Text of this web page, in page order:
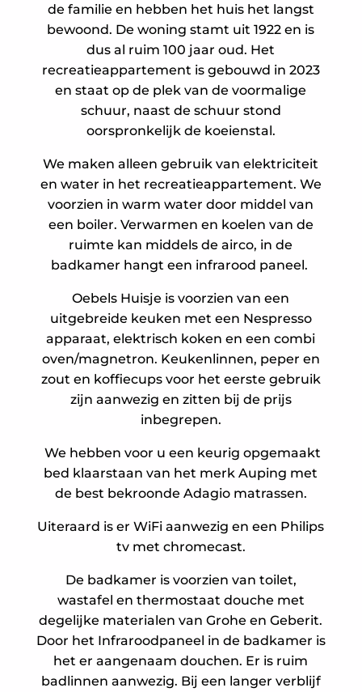
de familie en hebben het huis het langst
bewoond. De woning stamt uit 1922 en is
dus al ruim 100 jaar oud. Het
recreatieappartement is gebouwd in 2023
en staat op de plek van de voormalige
schuur, naast de schuur stond
oorspronkelijk de koeienstal.
We maken alleen gebruik van elektriciteit
en water in het recreatieappartement. We
voorzien in warm water door middel van
een boiler. Verwarmen en koelen van de
ruimte kan middels de airco, in de
badkamer hangt een infrarood paneel.
Oebels Huisje is voorzien van een
uitgebreide keuken met een Nespresso
apparaat, elektrisch koken en een combi
oven/magnetron. Keukenlinnen, peper en
zout en koffiecups voor het eerste gebruik
zijn aanwezig en zitten bij de prijs
inbegrepen.
We hebben voor u een keurig opgemaakt
bed klaarstaan van het merk Auping met
de best bekroonde Adagio matrassen.
Uiteraard is er WiFi aanwezig en een Philips
tv met chromecast.
De badkamer is voorzien van toilet,
wastafel en thermostaat douche met
degelijke materialen van Grohe en Geberit.
Door het Infraroodpaneel in de badkamer is
het er aangenaam douchen. Er is ruim
badlinnen aanwezig. Bij een langer verblijf